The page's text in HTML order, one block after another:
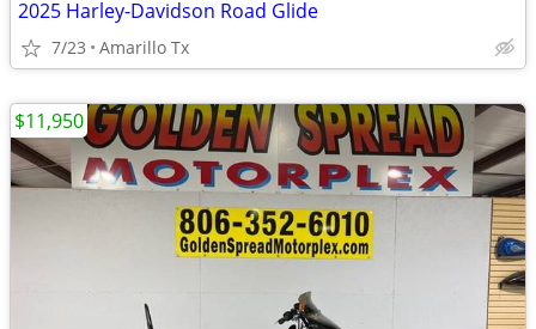
2025 Harley-Davidson Road Glide
7/23 Amarillo Tx
$11,950